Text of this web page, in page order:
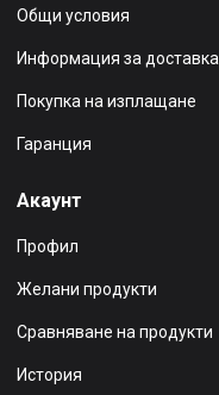
Общи условия
Информация за доставка
Покупка на изплащане
Гаранция
Акаунт
Профил
Желани продукти
Сравняване на продукти
История